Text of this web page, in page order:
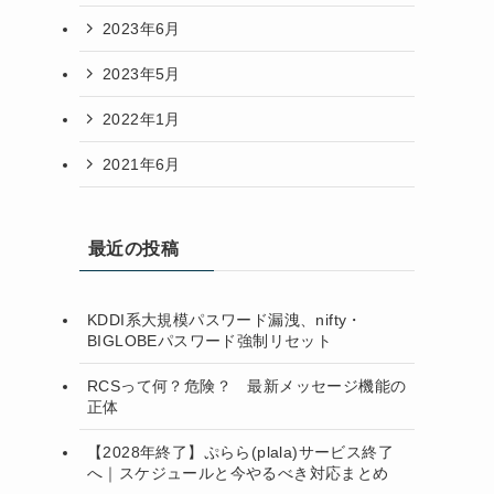
2023年6月
2023年5月
2022年1月
2021年6月
最近の投稿
KDDI系大規模パスワード漏洩、nifty・
BIGLOBEパスワード強制リセット
RCSって何？危険？ 最新メッセージ機能の
正体
【2028年終了】ぷらら(plala)サービス終了
へ｜スケジュールと今やるべき対応まとめ